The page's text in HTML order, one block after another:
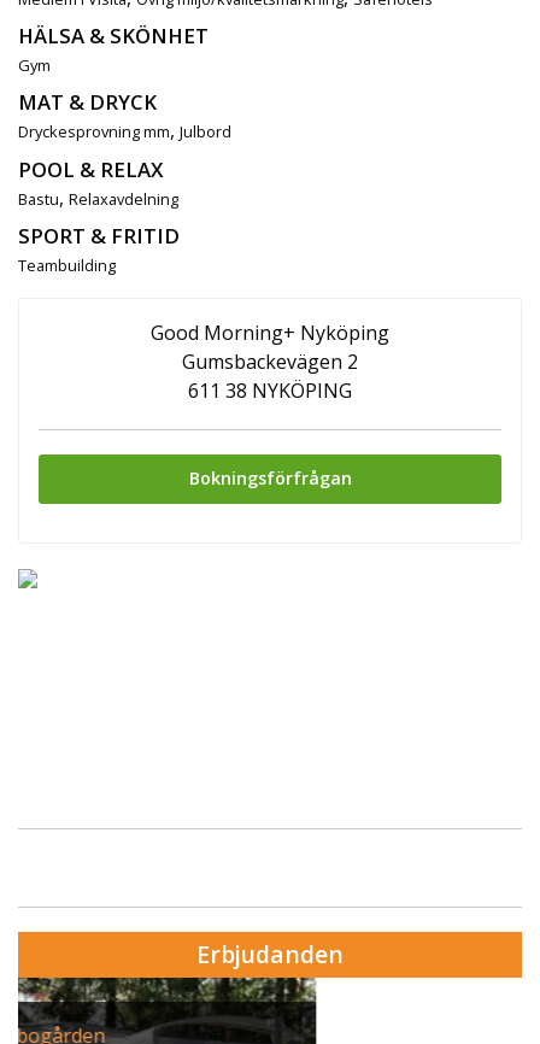
HÄLSA & SKÖNHET
Gym
MAT & DRYCK
Dryckesprovning mm, Julbord
POOL & RELAX
Bastu, Relaxavdelning
SPORT & FRITID
Teambuilding
Good Morning+ Nyköping
Gumsbackevägen 2
611 38 NYKÖPING
Bokningsförfrågan
Erbjudanden
Erbjudande från Skytteholm Ekerö